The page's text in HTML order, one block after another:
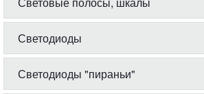
Светодиоды
Светодиоды "пираньи"